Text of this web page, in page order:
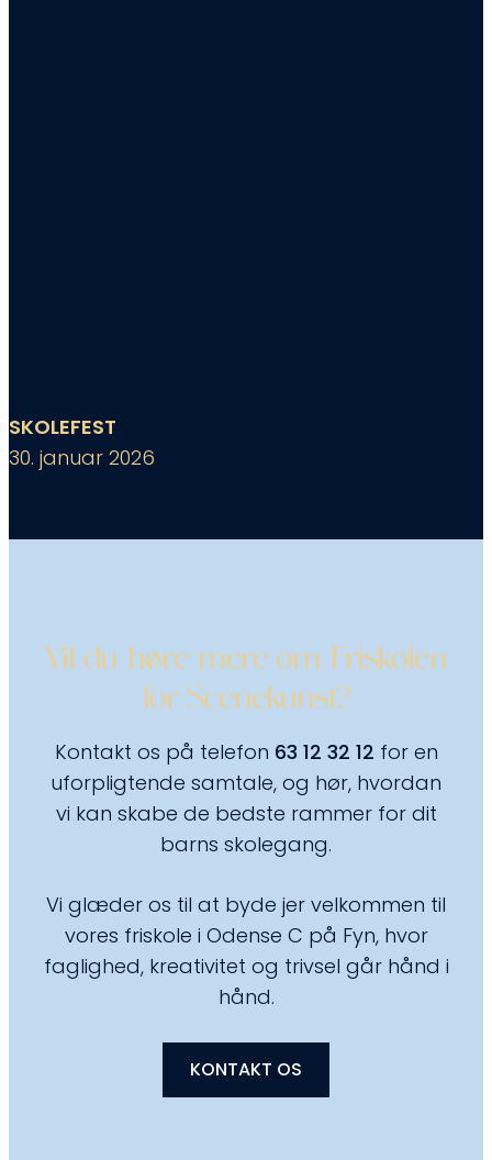
SKOLEFEST
30. januar 2026
Vil du høre mere om Friskolen
for Scenekunst?
Kontakt os på telefon 63 12 32 12 for en
uforpligtende samtale, og hør, hvordan
vi kan skabe de bedste rammer for dit
barns skolegang.
Vi glæder os til at byde jer velkommen til
vores friskole i Odense C på Fyn, hvor
faglighed, kreativitet og trivsel går hånd i
hånd.
KONTAKT OS